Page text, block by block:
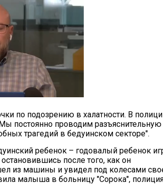
по подозрению в халатности. В
постоянно проводим разъяснительную
трагедий в бедуинском секторе".
ребенок – годовалый ребенок
после того, как он
из машины и увидел под колесами
малыша в больницу "Сорока",